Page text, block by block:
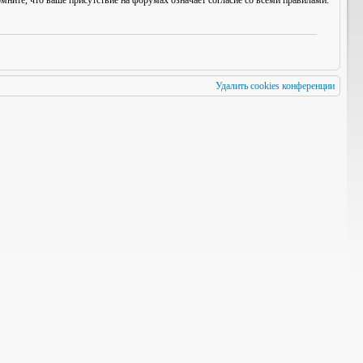
Удалить cookies конференции